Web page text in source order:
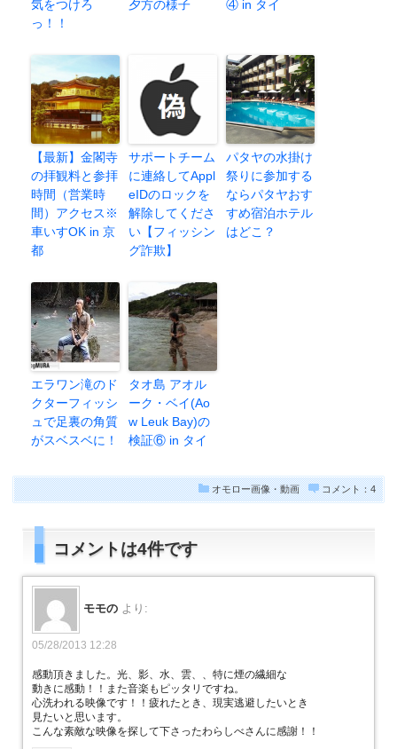
気をつけろ
っ！！
夕方の様子 ④ in タイ
【最新】金閣寺
の拝観料と参拝
時間（営業時
間）アクセス※
車いすOK in 京
都
サポートチーム
に連絡してAppl
eIDのロックを
解除してくださ
い【フィッシン
グ詐欺】
パタヤの水掛け
祭りに参加する
ならパタヤおす
すめ宿泊ホテル
はどこ？
エラワン滝のド
クターフィッシ
ュで足裏の角質
がスベスベに！
タオ島 アオル
ーク・ベイ(Ao
w Leuk Bay)の
検証⑥ in タイ
オモロー画像・動画 コメント：4
コメントは4件です
モモの より:
05/28/2013 12:28
感動頂きました。光、影、水、雲、、特に煙の繊細な
動きに感動！！また音楽もピッタリですね。
心洗われる映像です！！疲れたとき、現実逃避したいとき
見たいと思います。
こんな素敵な映像を探して下さったわらしべさんに感謝！！